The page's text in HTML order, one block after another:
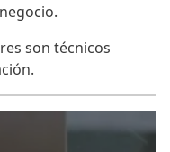
son técnicos